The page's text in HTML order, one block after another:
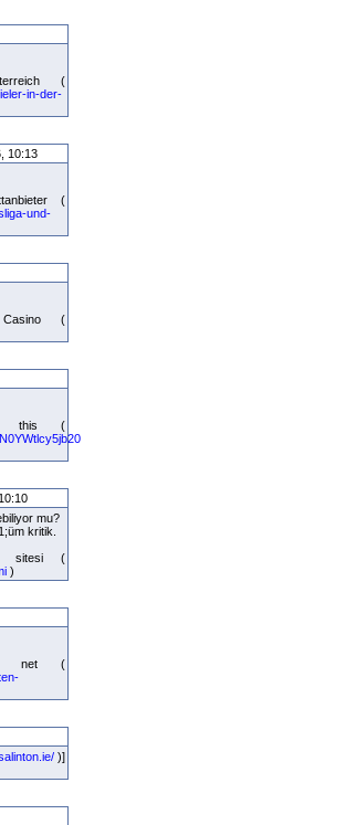
(
in-der-
10:13
(
und-
(
this (
mu?
kritik.
sitesi (
)
net (
)]